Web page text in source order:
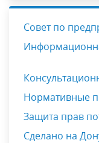
Совет по
Нормативные
Защита прав
Сделано на